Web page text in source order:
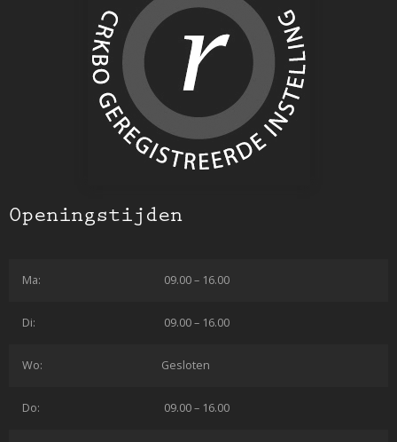
Openingstijden
Ma: 09.00 – 16.00
Di: 09.00 – 16.00
Wo: Gesloten
Do: 09.00 – 16.00